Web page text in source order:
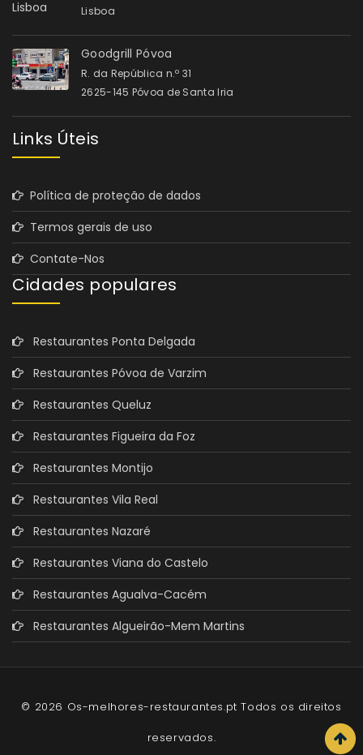
Lisboa
Goodgrill Póvoa
R. da República n.º 31
2625-145 Póvoa de Santa Iria
Links Úteis
Política de proteção de dados
Termos gerais de uso
Contate-Nos
Cidades populares
Restaurantes Ponta Delgada
Restaurantes Póvoa de Varzim
Restaurantes Queluz
Restaurantes Figueira da Foz
Restaurantes Montijo
Restaurantes Vila Real
Restaurantes Nazaré
Restaurantes Viana do Castelo
Restaurantes Agualva-Cacém
Restaurantes Algueirão-Mem Martins
© 2026 Os-melhores-restaurantes.pt Todos os direitos
reservados.